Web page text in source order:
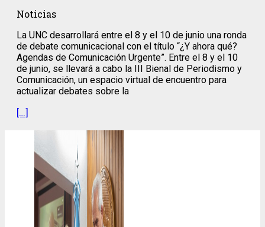
Noticias
La UNC desarrollará entre el 8 y el 10 de junio una ronda
de debate comunicacional con el título “¿Y ahora qué?
Agendas de Comunicación Urgente”. Entre el 8 y el 10
de junio, se llevará a cabo la III Bienal de Periodismo y
Comunicación, un espacio virtual de encuentro para
actualizar debates sobre la
[…]